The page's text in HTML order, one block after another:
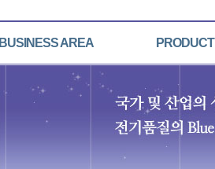
BUSINESS AREA PRODUCT